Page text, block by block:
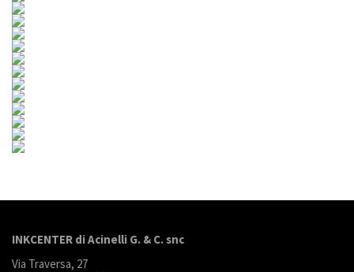
INKCENTER di Acinelli G. & C. snc
Via Traversa, 27